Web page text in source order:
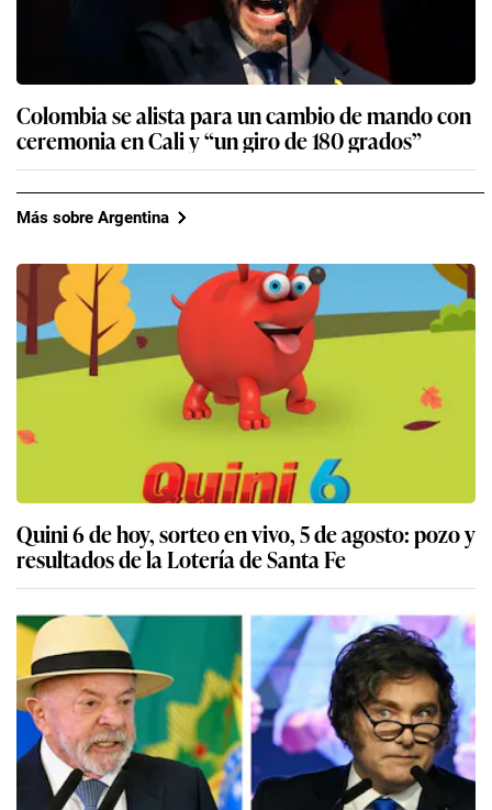
Colombia se alista para un cambio de mando con
ceremonia en Cali y “un giro de 180 grados”
Más sobre Argentina
Quini 6 de hoy, sorteo en vivo, 5 de agosto: pozo y
resultados de la Lotería de Santa Fe